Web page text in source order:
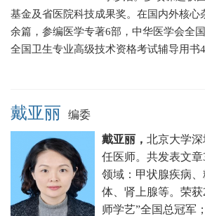
基金及省医院科技成果奖。在国内外核心
余篇，参编医学专著6部，中华医学会全
全国卫生专业高级技术资格考试辅导用书4
戴亚丽 编委
戴亚丽， 北京大学
任医师。 共发表文
领域：甲状腺疾病
体、肾上腺等。 荣获
师学艺”全国总冠军；